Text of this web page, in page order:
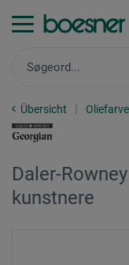
Übersicht
Daler-
kunstnere